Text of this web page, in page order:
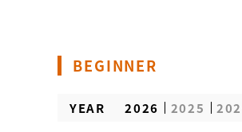
BEGINNER
YEAR 2026 2025